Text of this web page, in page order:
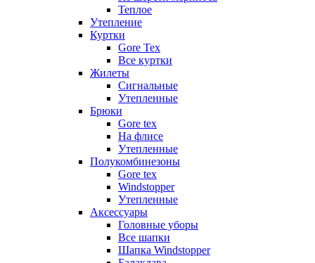
Теплое
Утепление
Куртки
Gore Tex
Все куртки
Жилеты
Сигнальные
Утепленные
Брюки
Gore tex
На флисе
Утепленные
Полукомбинезоны
Gore tex
Windstopper
Утепленные
Аксессуары
Головные уборы
Все шапки
Шапка Windstopper